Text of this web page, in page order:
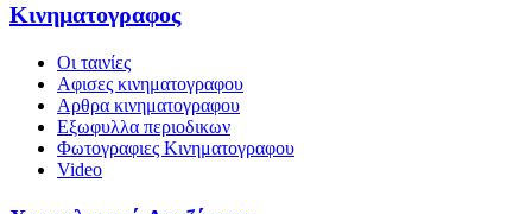
Κινηματογραφος
Οι ταινίες
Αφισες κινηματογραφου
Αρθρα κινηματογραφου
Εξωφυλλα περιοδικων
Φωτογραφιες Κινηματογραφου
Video